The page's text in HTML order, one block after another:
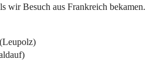
wir Besuch aus Frankreich bekamen.